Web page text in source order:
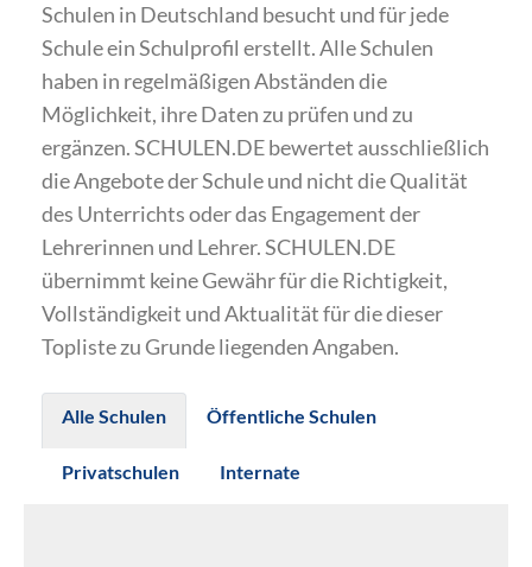
Schulen in Deutschland besucht und für jede
Schule ein Schulprofil erstellt. Alle Schulen
haben in regelmäßigen Abständen die
Möglichkeit, ihre Daten zu prüfen und zu
ergänzen. SCHULEN.DE bewertet ausschließlich
die Angebote der Schule und nicht die Qualität
des Unterrichts oder das Engagement der
Lehrerinnen und Lehrer. SCHULEN.DE
übernimmt keine Gewähr für die Richtigkeit,
Vollständigkeit und Aktualität für die dieser
Topliste zu Grunde liegenden Angaben.
Alle Schulen Öffentliche Schulen
Privatschulen Internate